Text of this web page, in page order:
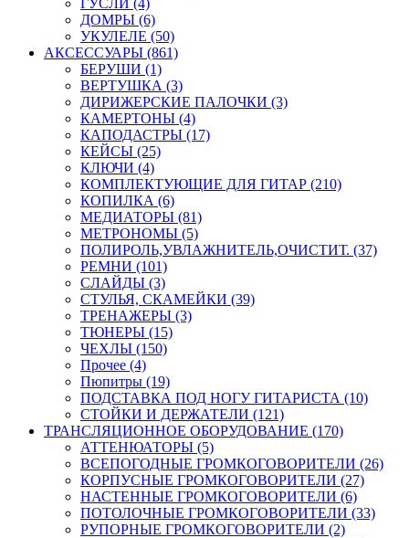
ДОМРЫ (6)
УКУЛЕЛЕ (50)
АКСЕССУАРЫ (861)
БЕРУШИ (1)
ВЕРТУШКА (3)
ДИРИЖЕРСКИЕ ПАЛОЧКИ (3)
КАМЕРТОНЫ (4)
КАПОДАСТРЫ (17)
КЕЙСЫ (25)
КЛЮЧИ (4)
КОМПЛЕКТУЮЩИЕ ДЛЯ ГИТАР (210)
КОПИЛКА (6)
МЕДИАТОРЫ (81)
МЕТРОНОМЫ (5)
ПОЛИРОЛЬ,УВЛАЖНИТЕЛЬ,ОЧИСТИТ. (37)
РЕМНИ (101)
СЛАЙДЫ (3)
СТУЛЬЯ, СКАМЕЙКИ (39)
ТРЕНАЖЕРЫ (3)
ТЮНЕРЫ (15)
ЧЕХЛЫ (150)
Прочее (4)
Пюпитры (19)
ПОДСТАВКА ПОД НОГУ ГИТАРИСТА (10)
СТОЙКИ И ДЕРЖАТЕЛИ (121)
ТРАНСЛЯЦИОННОЕ ОБОРУДОВАНИЕ (170)
АТТЕНЮАТОРЫ (5)
ВСЕПОГОДНЫЕ ГРОМКОГОВОРИТЕЛИ (26)
КОРПУСНЫЕ ГРОМКОГОВОРИТЕЛИ (27)
НАСТЕННЫЕ ГРОМКОГОВОРИТЕЛИ (6)
ПОТОЛОЧНЫЕ ГРОМКОГОВОРИТЕЛИ (33)
РУПОРНЫЕ ГРОМКОГОВОРИТЕЛИ (2)